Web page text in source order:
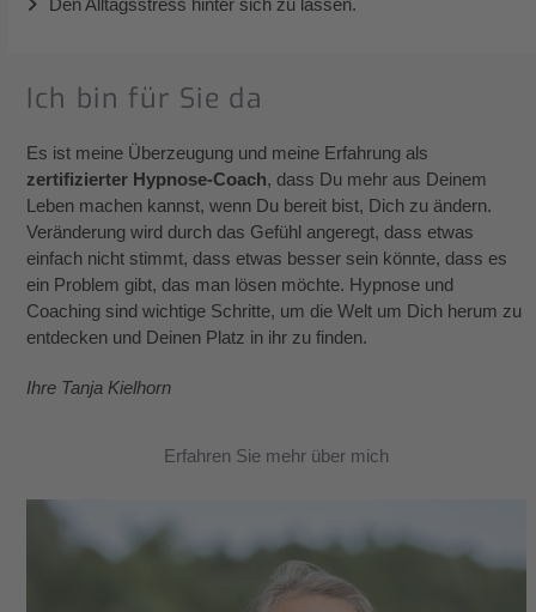
Ich bin für Sie da
Es ist meine Überzeugung und meine Erfahrung als
zertifizierter Hypnose-Coach, dass Du mehr aus Deinem
Leben machen kannst, wenn Du bereit bist, Dich zu ändern.
Veränderung wird durch das Gefühl angeregt, dass etwas
einfach nicht stimmt, dass etwas besser sein könnte, dass es
ein Problem gibt, das man lösen möchte. Hypnose und
Coaching sind wichtige Schritte, um die Welt um Dich herum zu
entdecken und Deinen Platz in ihr zu finden.
Ihre Tanja Kielhorn
Erfahren Sie mehr über mich